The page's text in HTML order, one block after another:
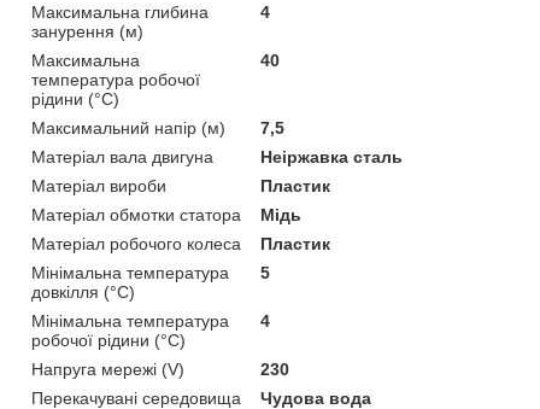
Максимальна глибина
занурення (м)
4
Максимальна
температура робочої
рідини (°C)
40
Максимальний напір (м)
7,5
Матеріал вала двигуна
Неіржавка сталь
Матеріал вироби
Пластик
Матеріал обмотки статора
Мідь
Матеріал робочого колеса
Пластик
Мінімальна температура
довкілля (°C)
5
Мінімальна температура
робочої рідини (°C)
4
Напруга мережі (V)
230
Перекачувані середовища
Чудова вода